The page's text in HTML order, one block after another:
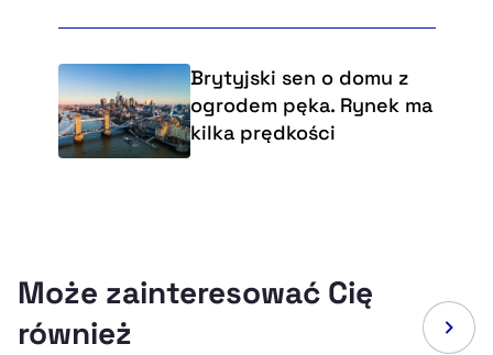
Brytyjski sen o domu z
ogrodem pęka. Rynek ma
kilka prędkości
Może zainteresować Cię
również